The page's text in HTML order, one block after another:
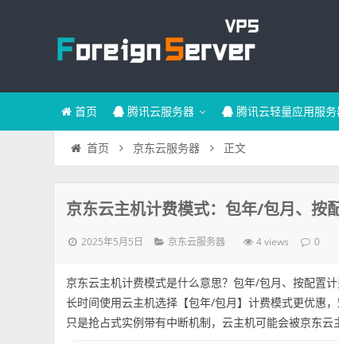
首页 腾讯云服务器 腾讯云轻量应用服务
首页 京东云服务器 正文
京东云主机计费模式：包年/包月、按
2025年5月5日 京东云服务器 4 views 0
京东云主机计费模式是什么意思？包年/包月、按配置
长时间使用云主机选择【包年/包月】计费模式更优惠
只是抢占式实例带有中断机制，云主机可能会被京东